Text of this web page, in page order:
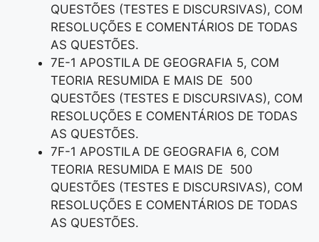
QUESTÕES (TESTES E DISCURSIVAS), COM
RESOLUÇÕES E COMENTÁRIOS DE TODAS
AS QUESTÕES.
7E-1 APOSTILA DE GEOGRAFIA 5, COM
TEORIA RESUMIDA E MAIS DE 500
QUESTÕES (TESTES E DISCURSIVAS), COM
RESOLUÇÕES E COMENTÁRIOS DE TODAS
AS QUESTÕES.
7F-1 APOSTILA DE GEOGRAFIA 6, COM
TEORIA RESUMIDA E MAIS DE 500
QUESTÕES (TESTES E DISCURSIVAS), COM
RESOLUÇÕES E COMENTÁRIOS DE TODAS
AS QUESTÕES.